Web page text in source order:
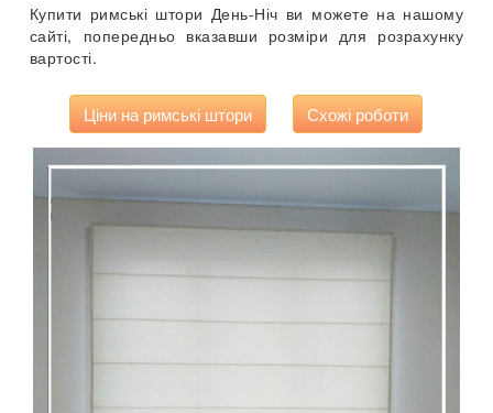
Купити римські штори День-Ніч ви можете на нашому
сайті, попередньо вказавши розміри для розрахунку
вартості.
Ціни на римські штори Схожі роботи